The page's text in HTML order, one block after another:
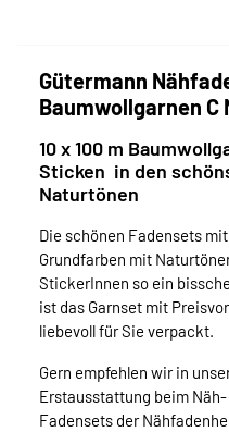
Gütermann
Baumwollgarnen C
10 x 100 m
Sticken in den
Naturtönen
Die schönen Fadensets
Grundfarben mit
StickerInnen so ein
ist das Garnset mit
liebevoll für Sie verpackt.
Gern empfehlen wir in
Erstausstattung beim
Fadensets der